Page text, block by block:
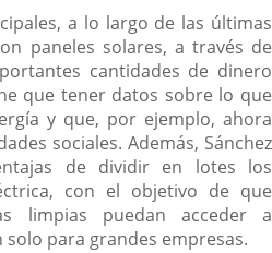
a lo largo de las últimas
paneles solares, a través de
cantidades de dinero
que tener datos sobre lo que
y que, por ejemplo, ahora
sociales. Además, Sánchez
de dividir en lotes los
con el objetivo de que
limpias puedan acceder a
para grandes empresas.